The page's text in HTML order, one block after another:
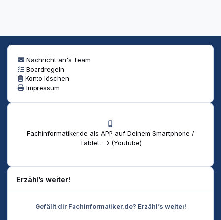
Nachricht an's Team
Boardregeln
Konto löschen
Impressum
Fachinformatiker.de als APP auf Deinem Smartphone /
Tablet --> (Youtube)
Erzähl’s weiter!
Gefällt dir Fachinformatiker.de? Erzähl’s weiter!